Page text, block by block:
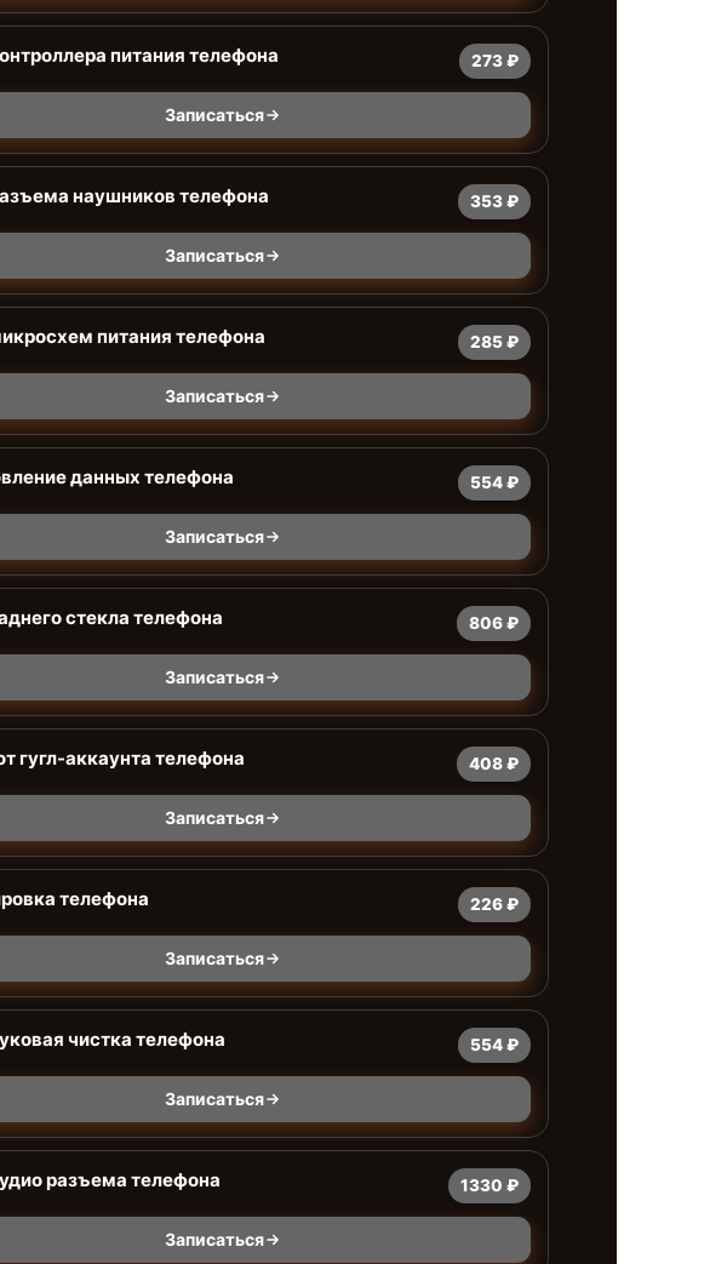
питания телефона 273 ₽
Записаться
наушников телефона 353 ₽
Записаться
питания телефона 285 ₽
Записаться
данных телефона 554 ₽
Записаться
стекла телефона 806 ₽
Записаться
гугл-аккаунта телефона 408 ₽
Записаться
телефона 226 ₽
Записаться
чистка телефона 554 ₽
Записаться
разъема телефона 1330 ₽
Записаться